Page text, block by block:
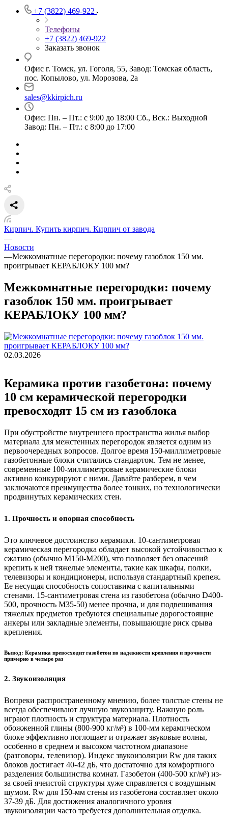
+7 (3822) 469-922
Телефоны
+7 (3822) 469-922
Заказать звонок
Офис г. Томск, ул. Гоголя, 55, Завод: Томская область,
пос. Копылово, ул. Морозова, 2а
sales@kkirpich.ru
Офис: Пн. – Пт.: с 9:00 до 18:00 Сб., Вск.: Выходной
Завод: Пн. – Пт.: с 8:00 до 17:00
Кирпич. Купить кирпич. Кирпич от завода
—
Новости
—Межкомнатные перегородки: почему газоблок 150 мм.
проигрывает КЕРАБЛОКУ 100 мм?
Межкомнатные перегородки: почему
газоблок 150 мм. проигрывает
КЕРАБЛОКУ 100 мм?
02.03.2026
Керамика против газобетона: почему
10 см керамической перегородки
превосходят 15 см из газоблока
При обустройстве внутреннего пространства жилья выбор
материала для межстенных перегородок является одним из
первоочередных вопросов. Долгое время 150-миллиметровые
газобетонные блоки считались стандартом. Тем не менее,
современные 100-миллиметровые керамические блоки
активно конкурируют с ними. Давайте разберем, в чем
заключаются преимущества более тонких, но технологически
продвинутых керамических стен.
1. Прочность и опорная способность
Это ключевое достоинство керамики. 10-сантиметровая
керамическая перегородка обладает высокой устойчивостью к
сжатию (обычно M150-M200), что позволяет без опасений
крепить к ней тяжелые элементы, такие как шкафы, полки,
телевизоры и кондиционеры, используя стандартный крепеж.
Ее несущая способность сопоставима с капитальными
стенами. 15-сантиметровая стена из газобетона (обычно D400-
500, прочность М35-50) менее прочна, и для подвешивания
тяжелых предметов требуются специальные дорогостоящие
анкеры или закладные элементы, повышающие риск срыва
крепления.
Вывод: Керамика превосходит газобетон по надежности крепления и прочности
примерно в четыре раз
2. Звукоизоляция
Вопреки распространенному мнению, более толстые стены не
всегда обеспечивают лучшую звукозащиту. Важную роль
играют плотность и структура материала. Плотность
обожженной глины (800-900 кг/м³) в 100-мм керамическом
блоке эффективно поглощает и отражает звуковые волны,
особенно в среднем и высоком частотном диапазоне
(разговоры, телевизор). Индекс звукоизоляции Rw для таких
блоков достигает 40-42 дБ, что достаточно для комфортного
разделения большинства комнат. Газобетон (400-500 кг/м³) из-
за своей ячеистой структуры хуже справляется с воздушным
шумом. Rw для 150-мм стены из газобетона составляет около
37-39 дБ. Для достижения аналогичного уровня
звукоизоляции часто требуется дополнительная отделка.